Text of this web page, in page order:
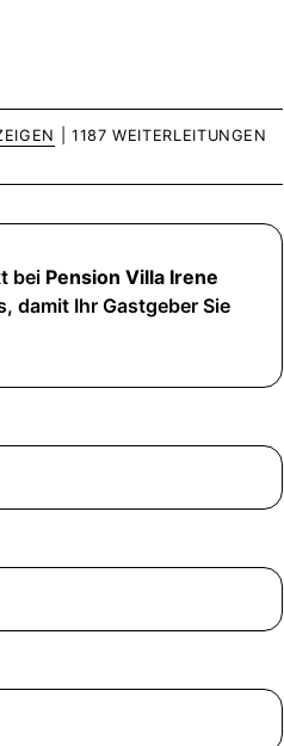
| 1187 WEITERLEITUNGEN
bei Pension Villa Irene
damit Ihr Gastgeber Sie